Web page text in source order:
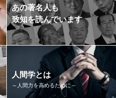
あの著名人も
致知を読んでいます
人間学とは
～人間力を高めるために～